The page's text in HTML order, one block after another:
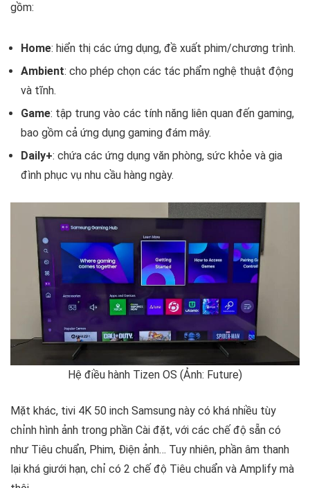
gồm:
Home: hiển thị các ứng dụng, đề xuất phim/chương trình.
Ambient: cho phép chọn các tác phẩm nghệ thuật động
và tĩnh.
Game: tập trung vào các tính năng liên quan đến gaming,
bao gồm cả ứng dụng gaming đám mây.
Daily+: chứa các ứng dụng văn phòng, sức khỏe và gia
đình phục vụ nhu cầu hàng ngày.
Hệ điều hành Tizen OS (Ảnh: Future)
Mặt khác, tivi 4K 50 inch Samsung này có khá nhiều tùy
chỉnh hình ảnh trong phần Cài đặt, với các chế độ sẵn có
như Tiêu chuẩn, Phim, Điện ảnh… Tuy nhiên, phần âm thanh
lại khá giưới hạn, chỉ có 2 chế độ Tiêu chuẩn và Amplify mà